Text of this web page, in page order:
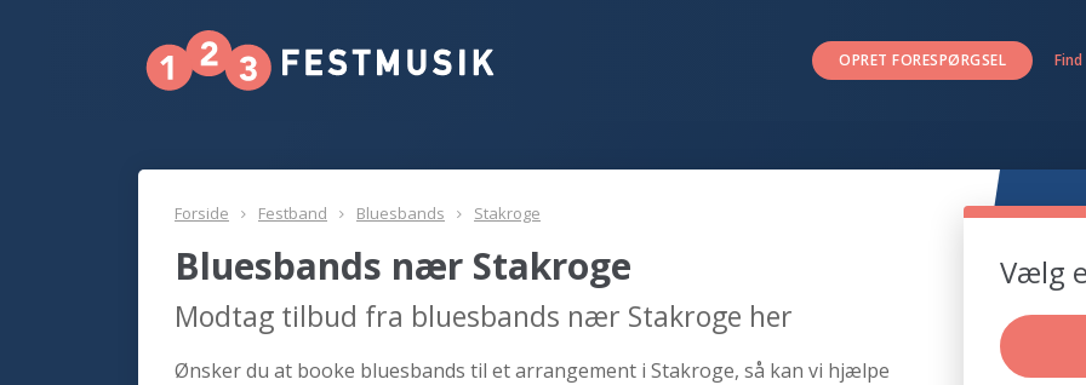
OPRET FORESPØRGSEL
Forside Festband Bluesbands Stakroge
Bluesbands nær Stakroge
Modtag tilbud fra bluesbands nær Stakroge her
Ønsker du at booke bluesbands til et arrangement i Stakroge, så kan vi hjælpe
Vælg